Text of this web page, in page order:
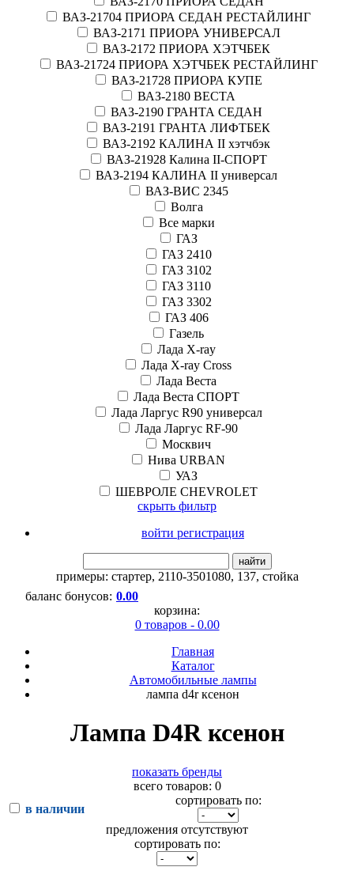
ВАЗ-21704 ПРИОРА СЕДАН РЕСТАЙЛИНГ
ВАЗ-2171 ПРИОРА УНИВЕРСАЛ
ВАЗ-2172 ПРИОРА ХЭТЧБЕК
ВАЗ-21724 ПРИОРА ХЭТЧБЕК РЕСТАЙЛИНГ
ВАЗ-21728 ПРИОРА КУПЕ
ВАЗ-2180 ВЕСТА
ВАЗ-2190 ГРАНТА СЕДАН
ВАЗ-2191 ГРАНТА ЛИФТБЕК
ВАЗ-2192 КАЛИНА II хэтчбэк
ВАЗ-21928 Калина II-СПОРТ
ВАЗ-2194 КАЛИНА II универсал
ВАЗ-ВИС 2345
Волга
Все марки
ГАЗ
ГАЗ 2410
ГАЗ 3102
ГАЗ 3110
ГАЗ 3302
ГАЗ 406
Газель
Лада X-ray
Лада X-ray Cross
Лада Веста
Лада Веста СПОРТ
Лада Ларгус R90 универсал
Лада Ларгус RF-90
Москвич
Нива URBAN
УАЗ
ШЕВРОЛЕ CHEVROLET
скрыть фильтр
войти регистрация
найти
примеры: стартер, 2110-3501080, 137, стойка
баланс бонусов: 0.00
корзина:
0 товаров - 0.00
Главная
Каталог
Автомобильные лампы
лампа d4r ксенон
Лампа D4R ксенон
показать бренды
всего товаров: 0
в наличии
сортировать по:
предложения отсутствуют
сортировать по: